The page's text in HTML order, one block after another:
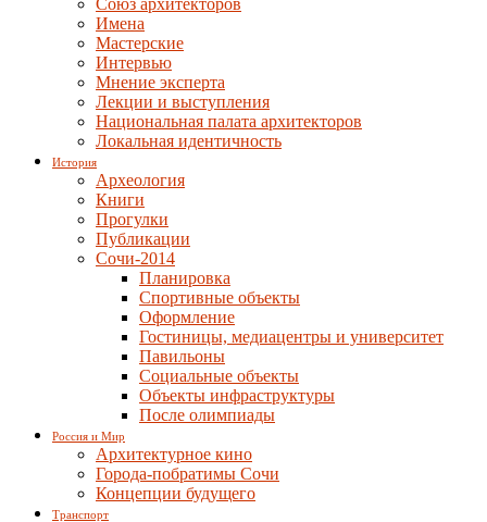
Союз архитекторов
Имена
Мастерские
Интервью
Мнение эксперта
Лекции и выступления
Национальная палата архитекторов
Локальная идентичность
История
Археология
Книги
Прогулки
Публикации
Сочи-2014
Планировка
Спортивные объекты
Оформление
Гостиницы, медиацентры и университет
Павильоны
Социальные объекты
Объекты инфраструктуры
После олимпиады
Россия и Мир
Архитектурное кино
Города-побратимы Сочи
Концепции будущего
Транспорт